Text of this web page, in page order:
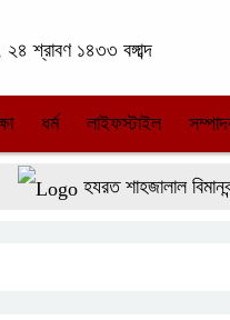
শ্রাবণ ১৪৩৩ বঙ্গাব্দ
ধর্ম লাইফস্টাইল
হযরত শাহজালাল